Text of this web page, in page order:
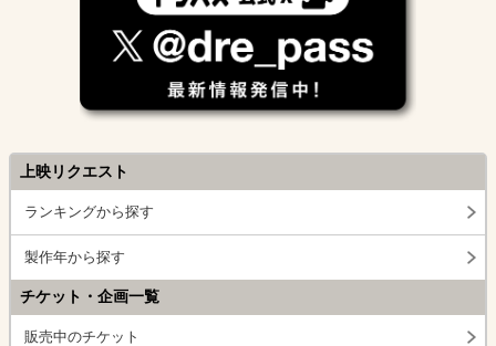
上映リクエスト
ランキングから探す
製作年から探す
チケット・企画一覧
販売中のチケット